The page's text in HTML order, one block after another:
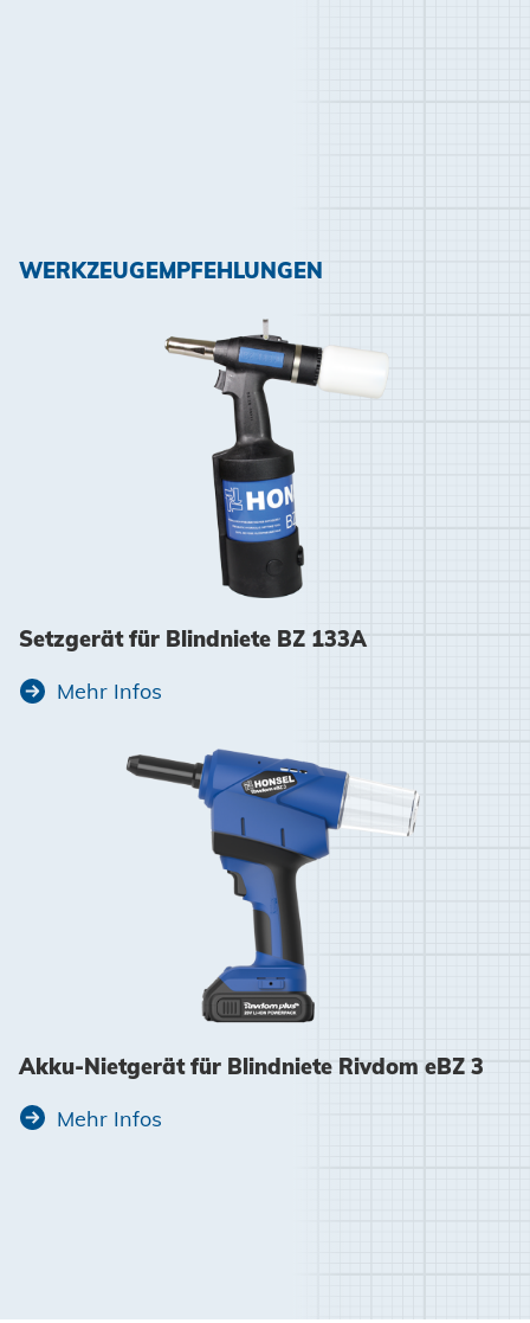
WERKZEUGEMPFEHLUNGEN
Setzgerät für Blindniete BZ 133A
Mehr Infos
Akku-Nietgerät für Blindniete Rivdom eBZ 3
Mehr Infos